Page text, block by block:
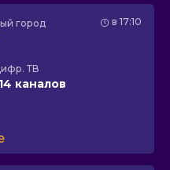
в 17:10
город
ТВ
каналов